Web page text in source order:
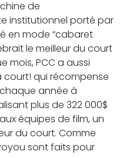
de
institutionnel porté par
en mode “cabaret
le meilleur du court
mois, PCC a aussi
court! qui récompense
année à
plus de 322 000$
équipes de film, un
du court. Comme
sont faits pour